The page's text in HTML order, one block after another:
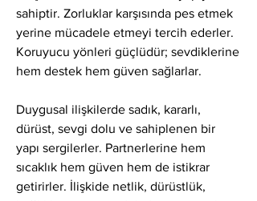
sahiptir. Zorluklar karşısında pes etmek
yerine mücadele etmeyi tercih ederler.
Koruyucu yönleri güçlüdür; sevdiklerine
hem destek hem güven sağlarlar.
Duygusal ilişkilerde sadık, kararlı,
dürüst, sevgi dolu ve sahiplenen bir
yapı sergilerler. Partnerlerine hem
sıcaklık hem güven hem de istikrar
getirirler. İlişkide netlik, dürüstlük,